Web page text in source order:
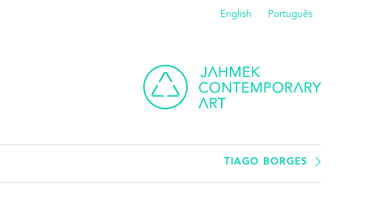
English Português
TIAGO BORGES